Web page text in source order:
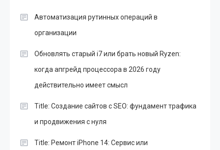
Автоматизация рутинных операций в
организации
Обновлять старый i7 или брать новый Ryzen:
когда апгрейд процессора в 2026 году
действительно имеет смысл
Title: Создание сайтов с SEO: фундамент трафика
и продвижения с нуля
Title: Ремонт iPhone 14: Сервис или